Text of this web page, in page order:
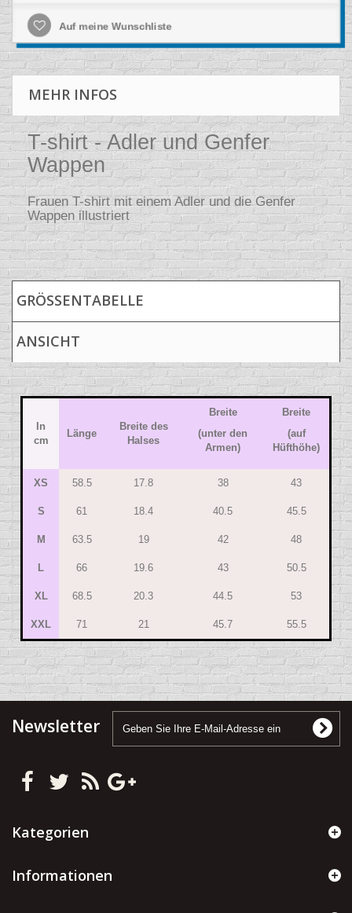
Auf meine Wunschliste
MEHR INFOS
T-shirt - Adler und Genfer
Wappen
Frauen T-shirt mit einem Adler und die Genfer
Wappen illustriert
GRÖSSENTABELLE
ANSICHT
In
cm
Länge
Breite des
Halses
Breite
(unter den
Armen)
Breite
(auf
Hüfthöhe)
XS 58.5 17.8 38 43
S 61 18.4 40.5 45.5
M 63.5 19 42 48
L 66 19.6 43 50.5
XL 68.5 20.3 44.5 53
XXL 71 21 45.7 55.5
Newsletter
Kategorien
Informationen